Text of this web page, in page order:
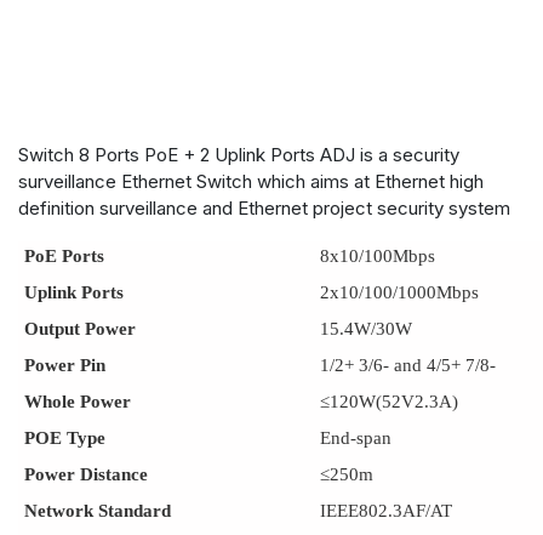
Switch 8 Ports PoE + 2 Uplink Ports ADJ is a security
surveillance Ethernet Switch which aims at Ethernet high
definition surveillance and Ethernet project security system
PoE Ports
8x10/100Mbps
Uplink Ports
2x10/100/1000Mbps
Output Power
15.4W/30W
Power Pin
1/2+ 3/6- and 4/5+ 7/8-
Whole Power
≤120W(52V2.3A)
POE Type
End-span
Power Distance
≤250m
Network Standard
IEEE802.3AF/AT